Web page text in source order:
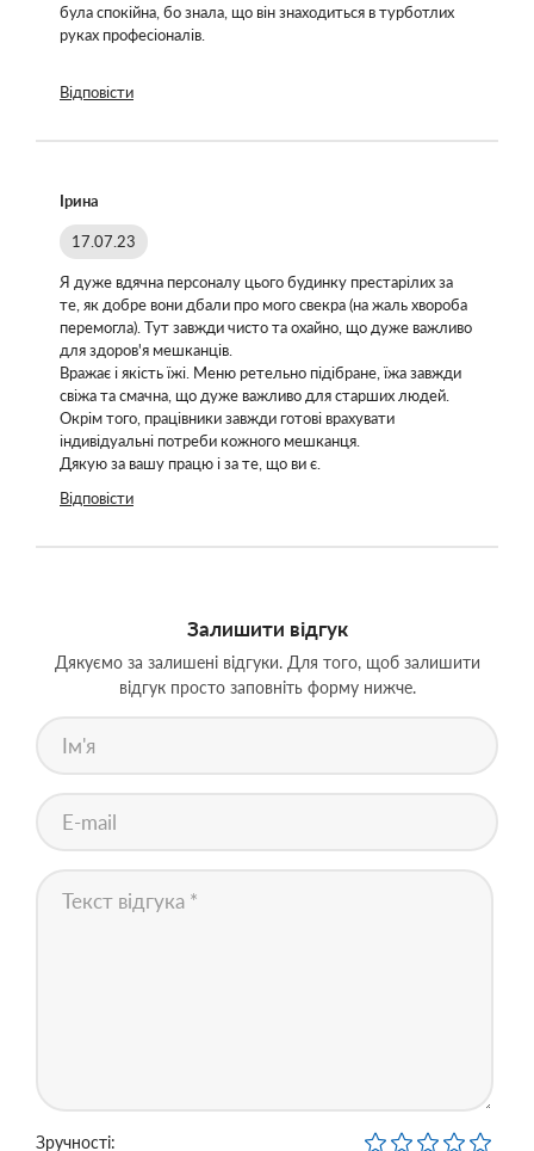
була спокійна, бо знала, що він знаходиться в турботлих
руках професіоналів.
Відповісти
Ірина
17.07.23
Я дуже вдячна персоналу цього будинку престарілих за
те, як добре вони дбали про мого свекра (на жаль хвороба
перемогла). Тут завжди чисто та охайно, що дуже важливо
для здоров'я мешканців.
Вражає і якість їжі. Меню ретельно підібране, їжа завжди
свіжа та смачна, що дуже важливо для старших людей.
Окрім того, працівники завжди готові врахувати
індивідуальні потреби кожного мешканця.
Дякую за вашу працю і за те, що ви є.
Відповісти
Залишити відгук
Дякуємо за залишені відгуки. Для того, щоб залишити
відгук просто заповніть форму нижче.
Зручності: